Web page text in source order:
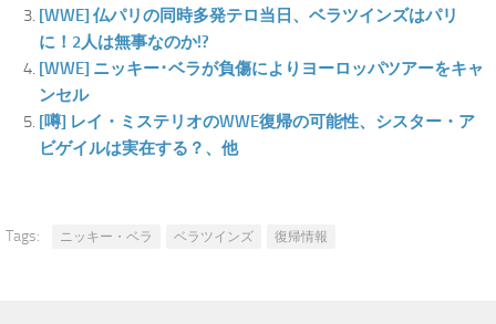
[WWE] 仏パリの同時多発テロ当日、ベラツインズはパリ
に！2人は無事なのか!?
[WWE] ニッキー･ベラが負傷によりヨーロッパツアーをキャ
ンセル
[噂] レイ・ミステリオのWWE復帰の可能性、シスター・ア
ビゲイルは実在する？、他
Tags: ニッキー・ベラ ベラツインズ 復帰情報